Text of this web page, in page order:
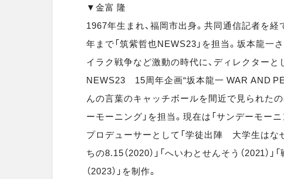
▼金富 隆
1967年生まれ、福岡市出身。共同通信記者を
年まで「筑紫哲也NEWS23」を担当。坂本龍一
イラク戦争など激動の時代に、ディレクター
NEWS23 15周年企画“坂本龍一 WAR AND
んの言葉のキャッチボールを間近で見られたの
ーモーニング」を担当。現在は「サンデーモー
プロデューサーとして「学徒出陣 大学生はなぜ
ちの8.15（2020）」「へいわとせんそう（2021）
（2023）」を制作。